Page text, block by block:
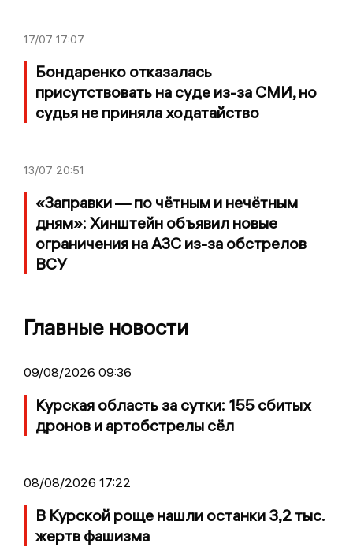
17/07 17:07
Бондаренко отказалась
присутствовать на суде из-за СМИ, но
судья не приняла ходатайство
13/07 20:51
«Заправки — по чётным и нечётным
дням»: Хинштейн объявил новые
ограничения на АЗС из-за обстрелов
ВСУ
Главные новости
09/08/2026 09:36
Курская область за сутки: 155 сбитых
дронов и артобстрелы сёл
08/08/2026 17:22
В Курской роще нашли останки 3,2 тыс.
жертв фашизма